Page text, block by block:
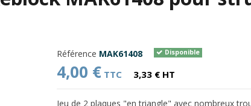
Référence MAK61408 Disponible
4,00 € TTC 3,33 € HT
Jeu de 2 plaques "en triangle" avec nombreux